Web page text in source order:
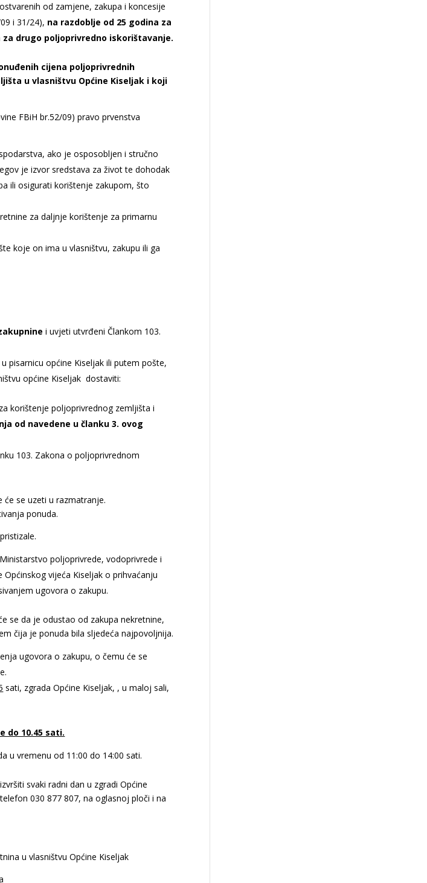
od zamjene, zakupa i koncesije
i 31/24), na razdoblje od 25 godina za
drugo poljoprivredno iskorištavanje.
cijena poljoprivrednih
u vlasništvu Općine Kiseljak i koji
FBiH br.52/09) pravo prvenstva
ako je osposobljen i stručno
je izvor sredstava za život te dohodak
ili osigurati korištenje zakupom, što
za daljnje korištenje za primarnu
koje on ima u vlasništvu, zakupu ili ga
i uvjeti utvrđeni Člankom 103.
pisarnicu općine Kiseljak ili putem pošte,
općine Kiseljak dostaviti:
korištenje poljoprivrednog zemljišta i
od navedene u članku 3. ovog
103. Zakona o poljoprivrednom
se uzeti u razmatranje.
ponuda.
poljoprivrede, vodoprivrede i
vijeća Kiseljak o prihvaćanju
ugovora o zakupu.
se da je odustao od zakupa nekretnine,
čija je ponuda bila sljedeća najpovoljnija.
ugovora o zakupu, o čemu će se
sati, zgrada Općine Kiseljak, , u maloj sali,
do 10.45 sati.
u vremenu od 11:00 do 14:00 sati.
svaki radni dan u zgradi Općine
030 877 807, na oglasnoj ploči i na
u vlasništvu Općine Kiseljak